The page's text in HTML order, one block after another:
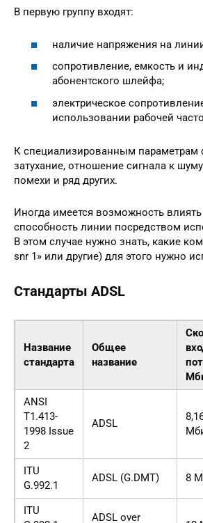
В первую группу входят:
наличие напряжения на
сопротивление, емкость и
абонентского шлейфа;
электрическое
использовании рабочей
К специализированным параметрам
затухание, отношение сигнала к
помехи и ряд других.
Иногда имеется возможность
способность линии посредством
В этом случае нужно знать, какие
snr 1» или другие) для этого нужно
Стандарты ADSL
Название
стандарта
Общее
название
ANSI
T1.413-
1998 Issue
2
ADSL
ITU
G.992.1
ADSL (G.DMT) 8
ITU
ADSL over